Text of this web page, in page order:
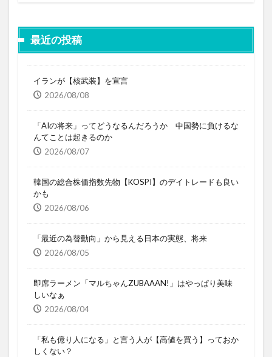
最近の投稿
イランが【核武装】を宣言
2026/08/08
「AIの将来」ってどうなるんだろうか 中国勢に負けるな
んてことは起きるのか
2026/08/07
韓国の総合株価指数先物【KOSPI】のデイトレードも良い
かも
2026/08/06
「最近の為替動向」から見える日本の実態、将来
2026/08/05
即席ラーメン「マルちゃんZUBAAAN!」はやっぱり美味
しいなぁ
2026/08/04
「私も億り人になる」と言う人が【高値を買う】っておか
しくない？